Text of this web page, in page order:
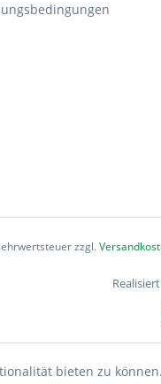
zzgl.
bieten zu können.